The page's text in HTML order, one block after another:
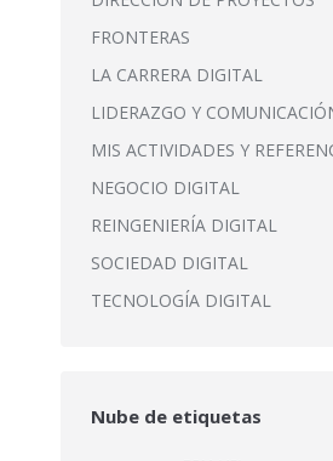
FRONTERAS
LA CARRERA DIGITAL
LIDERAZGO Y
MIS ACTIVIDADES Y
NEGOCIO DIGITAL
REINGENIERÍA DIGITAL
SOCIEDAD DIGITAL
TECNOLOGÍA DIGITAL
Nube de etiquetas